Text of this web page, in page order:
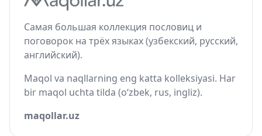
Самая большая коллекция пословиц и
поговорок на трёх языках (узбекский, русский,
английский).
Maqol va naqllarning eng katta kolleksiyasi. Har
bir maqol uchta tilda (o‘zbek, rus, ingliz).
maqollar.uz